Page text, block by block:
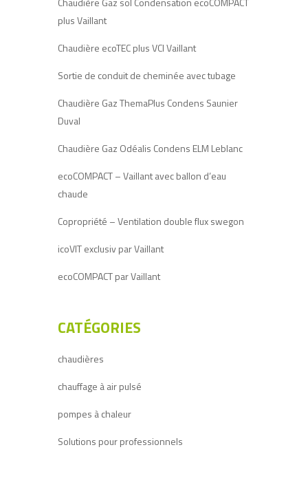
plus Vaillant
Chaudière ecoTEC plus VCI Vaillant
Sortie de conduit de cheminée avec tubage
Chaudière Gaz ThemaPlus Condens Saunier
Duval
Chaudière Gaz Odéalis Condens ELM Leblanc
ecoCOMPACT – Vaillant avec ballon d’eau
chaude
Copropriété – Ventilation double flux swegon
icoVIT exclusiv par Vaillant
ecoCOMPACT par Vaillant
CATÉGORIES
chaudières
chauffage à air pulsé
pompes à chaleur
Solutions pour professionnels